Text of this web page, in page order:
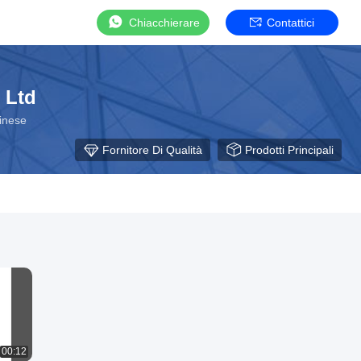
Chiacchierare Contattici
Ltd
Fornitore Di Qualità Prodotti Principali
00:12